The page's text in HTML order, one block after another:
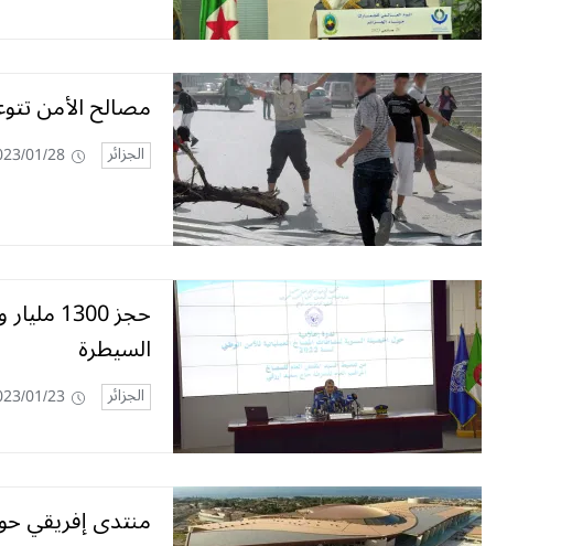
مصالح الأمن
الجزائر 01/28
السيطرة
الجزائر 01/23
منتدى إفريقي